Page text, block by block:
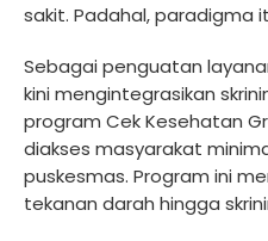
sakit. Padahal, paradigma
Sebagai penguatan
kini mengintegrasikan
program Cek Kesehatan
diakses masyarakat
puskesmas. Program ini
tekanan darah hingga